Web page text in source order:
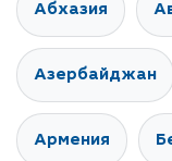
Абхазия
Азербайджан
Армения